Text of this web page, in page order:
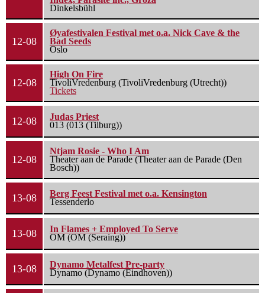
Dinkelsbühl
12-08
Øyafestivalen Festival met o.a. Nick Cave & the
Bad Seeds
Oslo
12-08
High On Fire
TivoliVredenburg (TivoliVredenburg (Utrecht))
Tickets
12-08
Judas Priest
013 (013 (Tilburg))
12-08
Ntjam Rosie - Who I Am
Theater aan de Parade (Theater aan de Parade (Den
Bosch))
13-08
Berg Feest Festival met o.a. Kensington
Tessenderlo
13-08
In Flames + Employed To Serve
OM (OM (Seraing))
13-08
Dynamo Metalfest Pre-party
Dynamo (Dynamo (Eindhoven))